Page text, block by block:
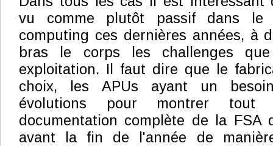
vu comme plutôt passif dans le
computing ces dernières années, à
bras le corps les challenges
exploitation. Il faut dire que le
choix, les APUs ayant un
évolutions pour montrer
documentation complète de la FSA
avant la fin de l'année de